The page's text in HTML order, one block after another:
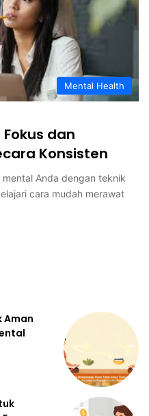
Mental Health
dan
Konsisten
Anda dengan teknik
cara mudah merawat
Aman